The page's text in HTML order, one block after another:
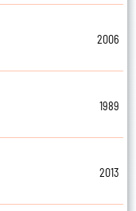
2006
1989
2013